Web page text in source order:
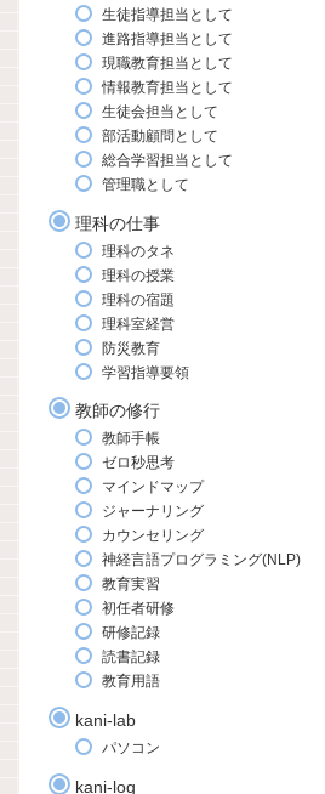
生徒指導担当として
進路指導担当として
現職教育担当として
情報教育担当として
生徒会担当として
部活動顧問として
総合学習担当として
管理職として
理科の仕事
理科のタネ
理科の授業
理科の宿題
理科室経営
防災教育
学習指導要領
教師の修行
教師手帳
ゼロ秒思考
マインドマップ
ジャーナリング
カウンセリング
神経言語プログラミング(NLP)
教育実習
初任者研修
研修記録
読書記録
教育用語
kani-lab
パソコン
kani-log